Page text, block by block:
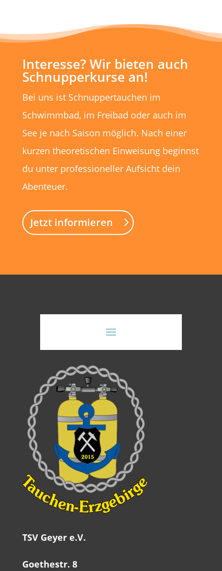
Interesse? Wir bieten auch
Schnupperkurse an!
Bei uns ist Schnuppertauchen im
Schwimmbad, im Freibad oder auch im
See je nach Saison möglich. Nach einer
kurzen theoretischen Einweisung beginnst
du unter professioneller Aufsicht dein
Abenteuer.
Jetzt informieren
TSV Geyer e.V.
Goethestr. 8